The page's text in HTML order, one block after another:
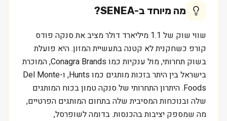
מה מיוחד ב-SENEA
?
שווי שוק של 1.1 מיליארד דולר מציב את סנקה פודס
קורפ כשחקנית לא קטנה בתעשיית המזון. היא פועלת
בשוק תחרותי, מול ענקיות כמו Conagra Brands, המוכרת
בישראל בין היתר בזכות מותגים כמו Hunts, ו-Del Monte
Foods. היתרון התחרותי של סנקה טמון בכוח המותגים
שלה ובנוכחות המסיבית שלה בתחום המותגים הפרטיים,
מה שמספק יציבות בהכנסות. בדומה לשופרסל,